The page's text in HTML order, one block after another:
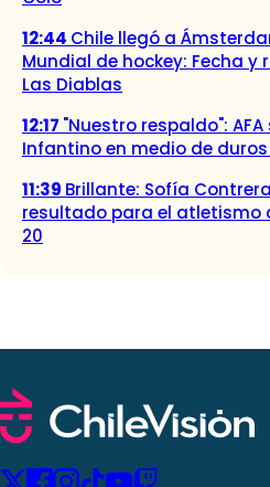
12:44 Chile llegó a
Mundial de hockey: Fecha
Las Diablas
12:17 "Nuestro respaldo":
Infantino en medio de
11:39 Brillante: Sofía
resultado para el atletismo
20